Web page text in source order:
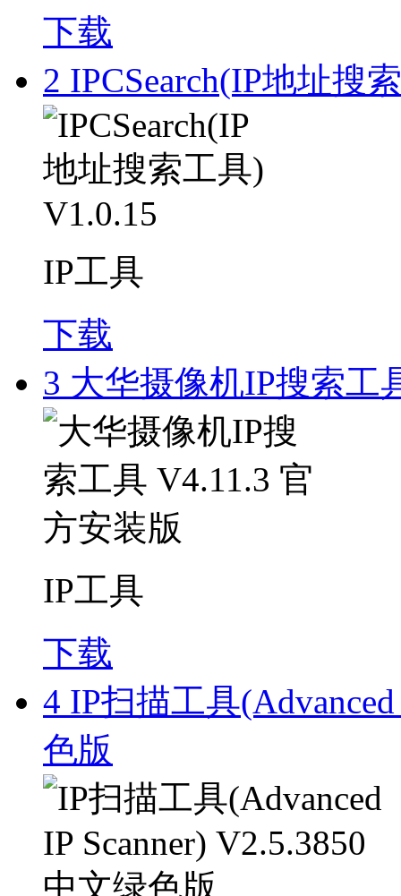
下载
2 IPCSearch(IP地址搜
IP工具
下载
3 大华摄像机IP搜索工
IP工具
下载
4 IP扫描工具
色版